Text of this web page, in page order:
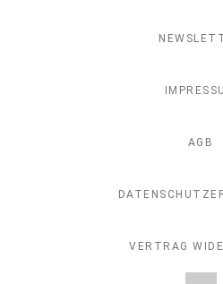
AGB
VERTRAG